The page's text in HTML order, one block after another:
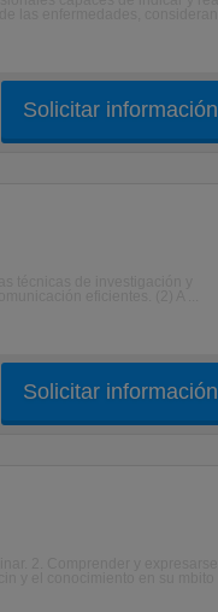
Solicitar información
Solicitar información